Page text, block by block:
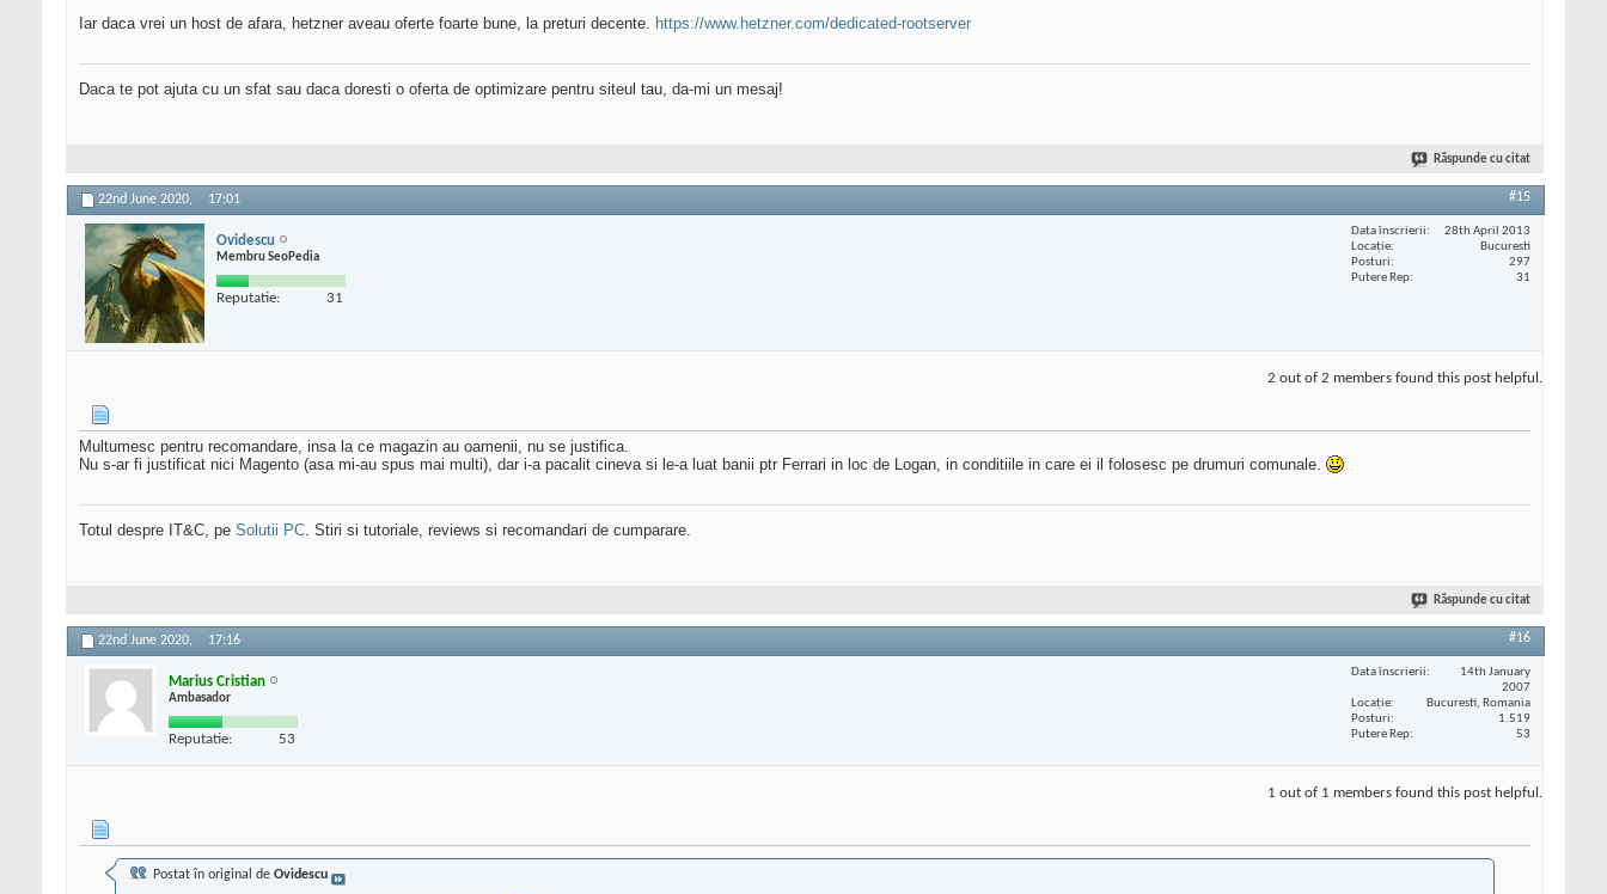
Iar daca vrei un host de afara, hetzner aveau oferte foarte bune, la preturi decente. https://www.hetzner.com/dedicated-rootserver
Daca te pot ajuta cu un sfat sau daca doresti o oferta de optimizare pentru siteul tau, da-mi un mesaj!
Răspunde cu citat
22nd June 2020, 17:01 #15
Ovidescu
Membru SeoPedia
Reputatie: 31
Data înscrierii
28th April 2013
Locaţie
Bucuresti
Posturi
297
Putere Rep
31
2 out of 2 members found this post helpful.
Multumesc pentru recomandare, insa la ce magazin au oamenii, nu se justifica.
Nu s-ar fi justificat nici Magento (asa mi-au spus mai multi), dar i-a pacalit cineva si le-a luat banii ptr Ferrari in loc de Logan, in conditiile in care ei il folosesc pe drumuri comunale.
Totul despre IT&C, pe Solutii PC. Stiri si tutoriale, reviews si recomandari de cumparare.
Răspunde cu citat
22nd June 2020, 17:16 #16
Marius Cristian
Ambasador
Reputatie: 53
Data înscrierii
14th January
2007
Locaţie
Bucuresti, Romania
Posturi
1.519
Putere Rep
53
1 out of 1 members found this post helpful.
Postat în original de Ovidescu